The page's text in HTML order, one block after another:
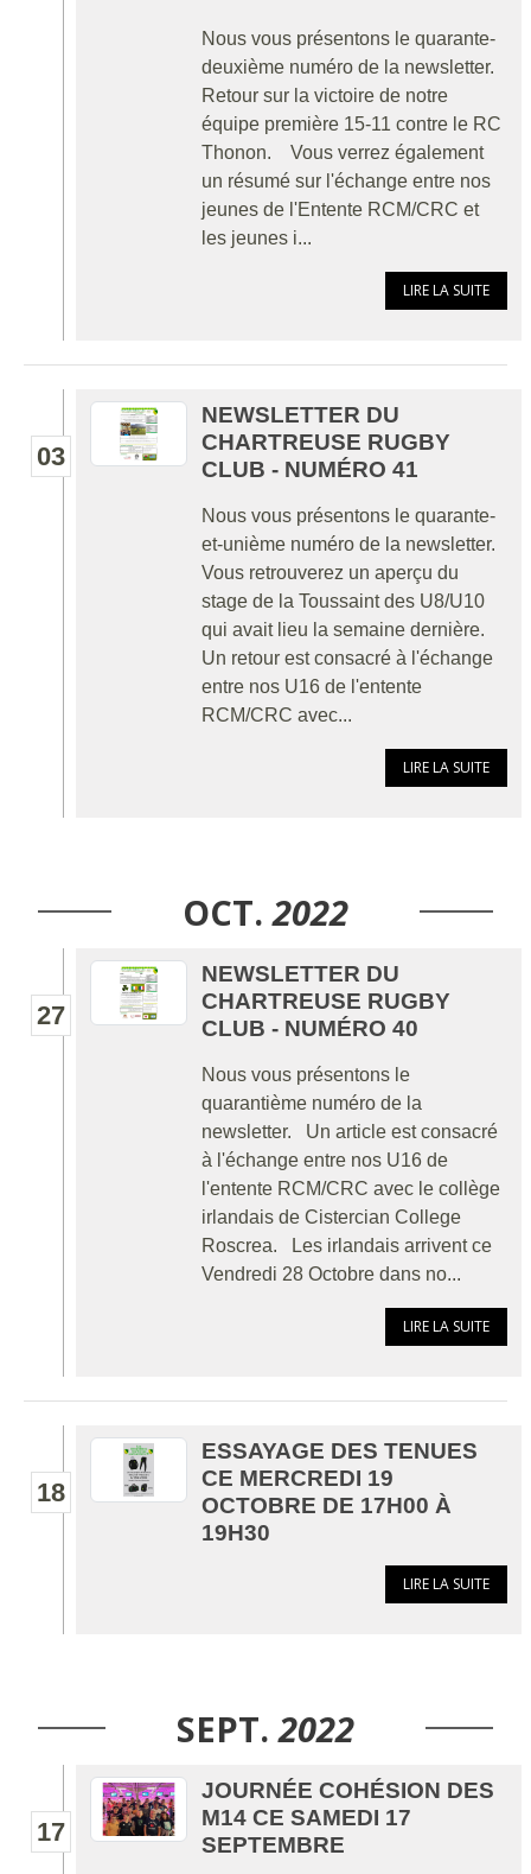
Nous vous présentons le quarante-
deuxième numéro de la newsletter.
Retour sur la victoire de notre
équipe première 15-11 contre le RC
Thonon. Vous verrez également
un résumé sur l'échange entre nos
jeunes de l'Entente RCM/CRC et
les jeunes i...
LIRE LA SUITE
03
NEWSLETTER DU
CHARTREUSE RUGBY
CLUB - NUMÉRO 41
Nous vous présentons le quarante-
et-unième numéro de la newsletter.
Vous retrouverez un aperçu du
stage de la Toussaint des U8/U10
qui avait lieu la semaine dernière.
Un retour est consacré à l'échange
entre nos U16 de l'entente
RCM/CRC avec...
LIRE LA SUITE
OCT. 2022
27
NEWSLETTER DU
CHARTREUSE RUGBY
CLUB - NUMÉRO 40
Nous vous présentons le
quarantième numéro de la
newsletter. Un article est consacré
à l'échange entre nos U16 de
l'entente RCM/CRC avec le collège
irlandais de Cistercian College
Roscrea. Les irlandais arrivent ce
Vendredi 28 Octobre dans no...
LIRE LA SUITE
18
ESSAYAGE DES TENUES
CE MERCREDI 19
OCTOBRE DE 17H00 À
19H30
LIRE LA SUITE
SEPT. 2022
17
JOURNÉE COHÉSION DES
M14 CE SAMEDI 17
SEPTEMBRE